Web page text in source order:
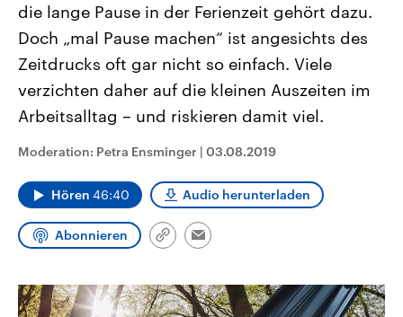
Landtagswahl Sachsen-Anhalt
2026
Alle Informationen
Sachsen-Anhalt wählt am 6.
September 2026 einen neuen
Landtag. Seit 2021 wird das
Bundesland von einer Koalition aus
CDU, SPD und FDP regiert.-
Umfragen, Prognosen,
Wahlprogramme, aktuelle Berichte
und Kandidaten der anstehenden
Wahl.
Aktuelle Beiträge,
Hintergründe
Wirtschaftlich und
gehören die Vereinigten
den mächtigsten Ländern
mit großem Einfluss auf
die lange Pause in der Ferienzeit gehört dazu.
Doch „mal Pause machen“ ist angesichts des
Zeitdrucks oft gar nicht so einfach. Viele
verzichten daher auf die kleinen Auszeiten im
Arbeitsalltag – und riskieren damit viel.
Moderation: Petra Ensminger | 03.08.2019
Hören 46:40 Audio herunterladen
Abonnieren
Link
Email